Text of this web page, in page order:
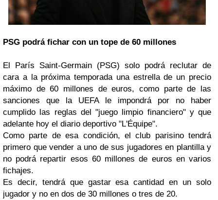
PSG podrá fichar con un tope de 60 millones
El París Saint-Germain (PSG) solo podrá reclutar de
cara a la próxima temporada una estrella de un precio
máximo de 60 millones de euros, como parte de las
sanciones que la UEFA le impondrá por no haber
cumplido las reglas del "juego limpio financiero" y que
adelante hoy el diario deportivo "L'Équipe".
Como parte de esa condición, el club parisino tendrá
primero que vender a uno de sus jugadores en plantilla y
no podrá repartir esos 60 millones de euros en varios
fichajes.
Es decir, tendrá que gastar esa cantidad en un solo
jugador y no en dos de 30 millones o tres de 20.